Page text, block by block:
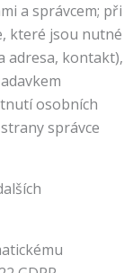
a správcem; při
které jsou nutné
adresa, kontakt),
osobních
správce